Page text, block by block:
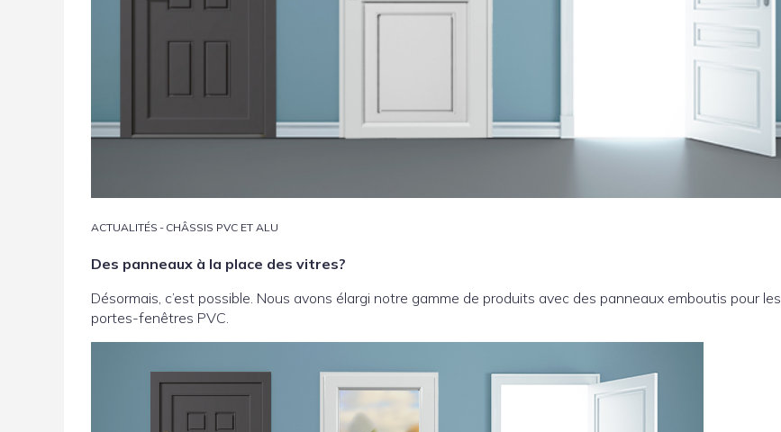
ACTUALITÉS - CHÂSSIS PVC ET ALU
Des panneaux à la place des vitres?
Désormais, c’est possible. Nous avons élargi notre gamme de produits avec des panneaux emboutis pour les
portes-fenêtres PVC.